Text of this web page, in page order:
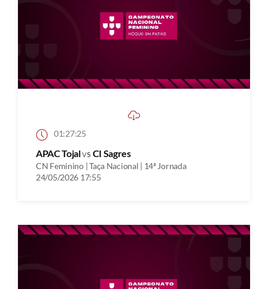
01:27:25
APAC Tojalvs CI Sagres
CN Feminino | Taça Nacional | 14ª Jornada
24/05/2026 17:55